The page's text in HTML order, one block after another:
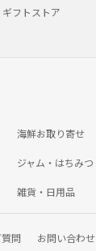
ギフトストア
海鮮お取り寄せ
ジャム・はちみつ
雑貨・日用品
問 お問い合わせ